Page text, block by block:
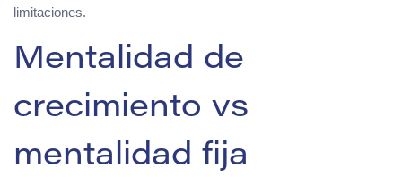
limitaciones.
Mentalidad de
crecimiento vs
mentalidad fija